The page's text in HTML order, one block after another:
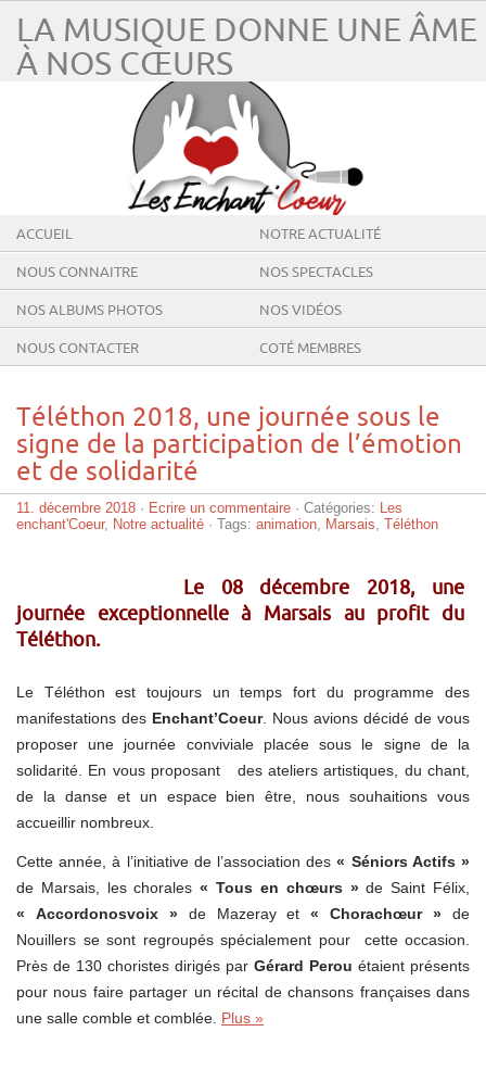
LA MUSIQUE DONNE UNE ÂME
À NOS CŒURS
ACCUEIL NOTRE ACTUALITÉ
NOUS CONNAITRE NOS SPECTACLES
NOS ALBUMS PHOTOS NOS VIDÉOS
NOUS CONTACTER COTÉ MEMBRES
Téléthon 2018, une journée sous le
signe de la participation de l’émotion
et de solidarité
11. décembre 2018 · Ecrire un commentaire · Catégories:
Les
enchant'Coeur, Notre actualité · Tags: animation Marsais Téléthon
Le 08 décembre 2018, une
journée exceptionnelle à Marsais au profit du
Téléthon.
Le Téléthon est toujours un temps fort du programme des
manifestations des Enchant’Coeur. Nous avions décidé de vous
proposer une journée conviviale placée sous le signe de la
solidarité. En vous proposant des ateliers artistiques, du chant,
de la danse et un espace bien être, nous souhaitions vous
accueillir nombreux.
Cette année, à l’initiative de l’association des« Séniors Actifs »
de Marsais, les chorales « Tous en chœurs »de Saint Félix,
« Accordonosvoix »de Mazeray et« Chorachœur » de
Nouillers se sont regroupés spécialement pour cette occasion.
Près de 130 choristes dirigés par Gérard Perou étaient présents
pour nous faire partager un récital de chansons françaises dans
une salle comble et comblée. Plus »